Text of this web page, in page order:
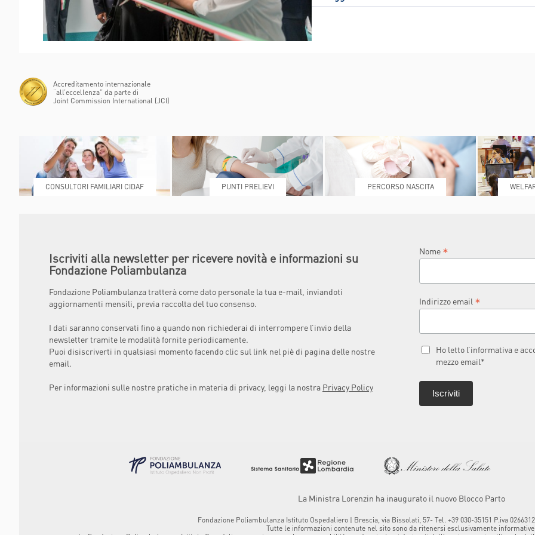
POLIAMBULANZA MEDICAL
CENTER RAPHAËL
INDICAZIONI PER IL MEDICO
Accreditamento internazionale
“all’eccellenza” da parte di
Joint Commission International (JCI)
CONSULTORI FAMILIARI CIDAF PUNTI PRELIEVI PERCORSO NASCITA
Iscriviti alla newsletter per ricevere novità e informazioni su
Fondazione Poliambulanza
Fondazione Poliambulanza tratterà come dato personale la tua e-mail, inviandoti
aggiornamenti mensili, previa raccolta del tuo consenso.
I dati saranno conservati fino a quando non richiederai di interrompere l’invio della
newsletter tramite le modalità fornite periodicamente.
Puoi disiscriverti in qualsiasi momento facendo clic sul link nel piè di pagina delle nostre
email.
Per informazioni sulle nostre pratiche in materia di privacy, leggi la nostra Privacy Policy
Nome *
Indirizzo email *
Ho letto l’informativa e
mezzo email*
La Ministra Lorenzin ha inaugurato il nuovo Blocco Parto
Fondazione Poliambulanza Istituto Ospedaliero | Brescia, via Bissolati, 57- Tel. +39 030-35151 P.iva
Tutte le informazioni contenute nel sito sono da ritenersi esclusivamente